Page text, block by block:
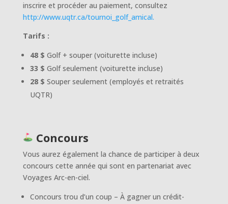
inscrire et procéder au paiement, consultez
http://www.uqtr.ca/tournoi_golf_amical.
Tarifs :
48 $ Golf + souper (voiturette incluse)
33 $ Golf seulement (voiturette incluse)
28 $ Souper seulement (employés et retraités
UQTR)
Concours
Vous aurez également la chance de participer à deux
concours cette année qui sont en partenariat avec
Voyages Arc-en-ciel.
Concours trou d’un coup – À gagner un crédit-